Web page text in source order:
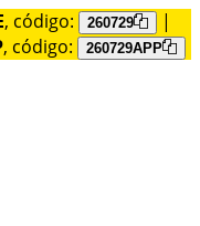
, código: 260729
|
, código: 260729APP